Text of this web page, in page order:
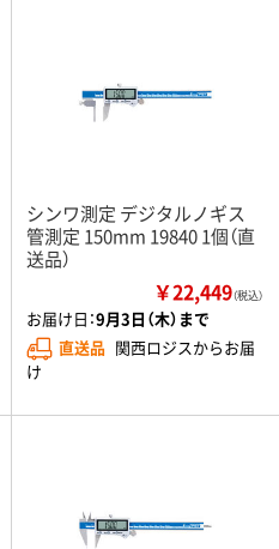
シンワ測定 デジタルノギス
管測定 150mm 19840 1個（直
送品）
￥22,449（税込）
お届け日：9月3日（木）まで
直送品 関西ロジスからお届
け